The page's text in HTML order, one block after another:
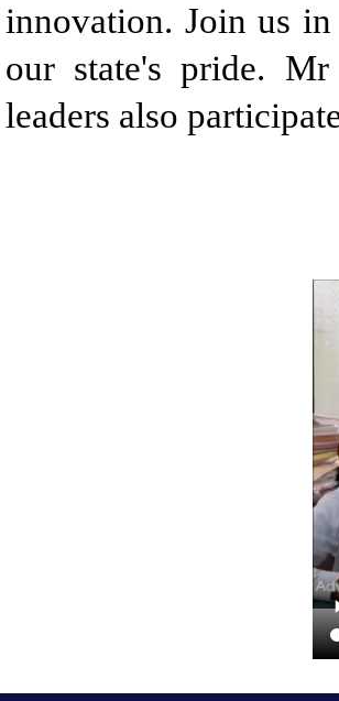
innovation. Join us
our state's pride.
leaders also